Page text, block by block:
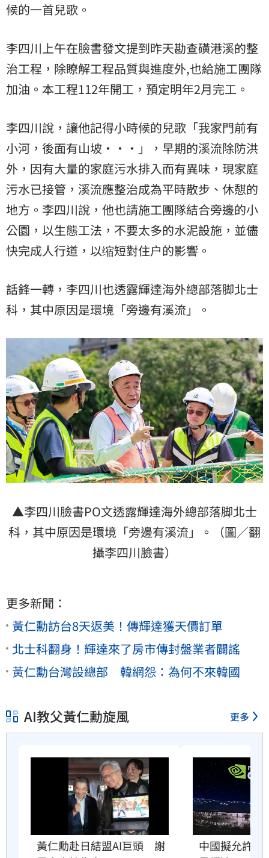
候的一首兒歌。
李四川上午在臉書發文提到昨天勘查磺港溪的整
治工程，除瞭解工程品質與進度外,也給施工團隊
加油。本工程112年開工，預定明年2月完工。
李四川說，讓他記得小時候的兒歌「我家門前有
小河，後面有山坡•••」，早期的溪流除防洪
外，因有大量的家庭污水排入而有異味，現家庭
污水已接管，溪流應整治成為平時散步、休憇的
地方。李四川說，他也請施工團隊結合旁邊的小
公園，以生態工法，不要太多的水泥設施，並儘
快完成人行道，以缩短對住户的影響。
話鋒一轉，李四川也透露輝達海外總部落脚北士
科，其中原因是環境「旁邊有溪流」。
▲李四川臉書PO文透露輝達海外總部落脚北士
科，其中原因是環境「旁邊有溪流」。（圖／翻
攝李四川臉書）
更多新聞：
黃仁勳訪台8天返美！傳輝達獲天價訂單
北士科翻身！輝達來了房市傳封盤業者闢謠
黃仁勳台灣設總部 韓網怨：為何不來韓國
AI教父黃仁勳旋風 更多
黃仁勳赴日結盟AI巨頭　謝
中國擬允許AI